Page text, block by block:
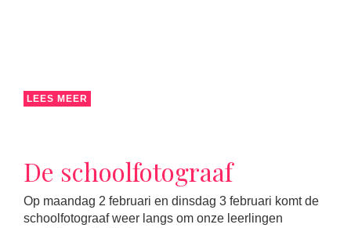
LEES MEER
De schoolfotograaf
Op maandag 2 februari en dinsdag 3 februari komt de
schoolfotograaf weer langs om onze leerlingen